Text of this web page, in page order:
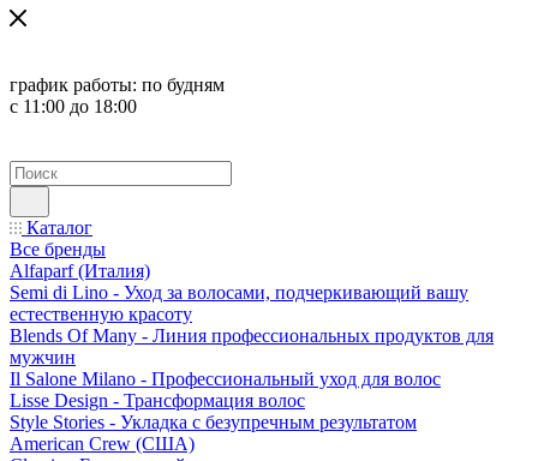
график работы: по будням
с 11:00 до 18:00
Каталог
Все бренды
Alfaparf (Италия)
Semi di Lino - Уход за волосами, подчеркивающий вашу
естественную красоту
Blends Of Many - Линия профессиональных продуктов для
мужчин
Il Salone Milano - Профессиональный уход для волос
Lisse Design - Трансформация волос
Style Stories - Укладка с безупречным результатом
American Crew (США)